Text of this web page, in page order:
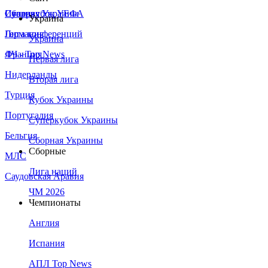
Сборная Украины
Италия
Германия
Франция
Нидерланды
Турция
Португалия
Бельгия
МЛС
Саудовская Аравия
Суперкубок УЕФА
Лига конференций
ЛЧ - Top News
Украина
Украина
Первая лига
Вторая лига
Кубок Украины
Суперкубок Украины
Сборная Украины
Сборные
Лига наций
ЧМ 2026
Чемпионаты
Англия
Испания
АПЛ Top News